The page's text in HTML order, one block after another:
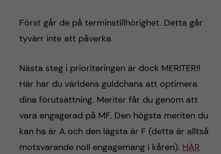
Först går de på terminstillhörighet. Detta går
tyvärr inte att påverka.
Nästa steg i prioriteringen är dock MERITER!!
Här har du världens guldchans att optimera
dina förutsättning. Meriter får du genom att
vara engagerad på MF. Den högsta meriten du
kan ha är A och den lägsta är F (detta är alltså
motsvarande noll engagemang i kåren). HÄR